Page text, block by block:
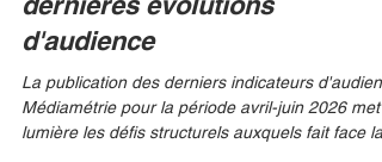
stratégiques de la grille de
programmes face aux
dernières évolutions
d'audience